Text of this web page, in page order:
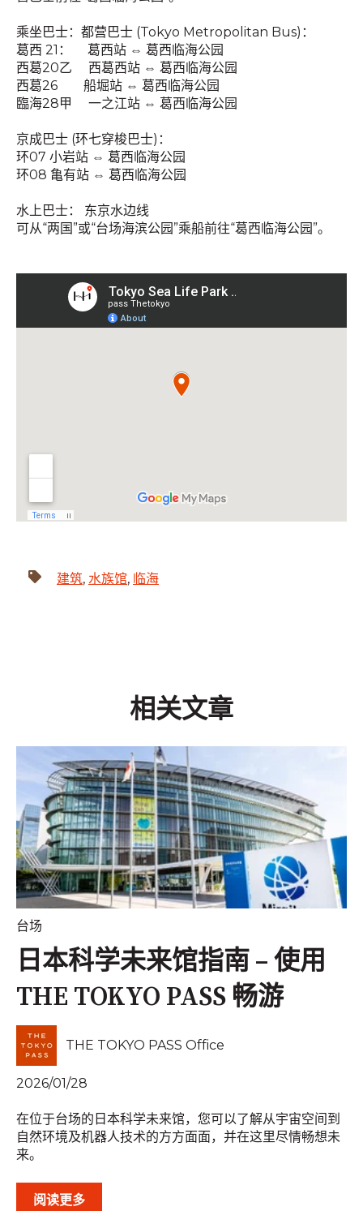
乘坐巴士：都营巴士 (Tokyo Metropolitan Bus)：
葛西 21： 葛西站 ⇔ 葛西临海公园
西葛20乙 西葛西站 ⇔ 葛西临海公园
西葛26 船堀站 ⇔ 葛西临海公园
臨海28甲 一之江站 ⇔ 葛西临海公园
京成巴士 (环七穿梭巴士)：
环07 小岩站 ⇔ 葛西临海公园
环08 亀有站 ⇔ 葛西临海公园
水上巴士： 东京水边线
可从“两国”或“台场海滨公园”乘船前往“葛西临海公园”。
建筑, 水族馆, 临海
相关文章
台场
日本科学未来馆指南 – 使用
THE TOKYO PASS 畅游
THE TOKYO PASS Office
2026/01/28
在位于台场的日本科学未来馆，您可以了解从宇宙空间到
自然环境及机器人技术的方方面面，并在这里尽情畅想未
来。
阅读更多